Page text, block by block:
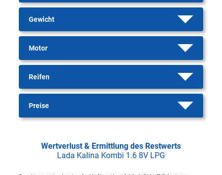
Gewicht
Motor
Reifen
Preise
Wertverlust & Ermittlung des Restwerts
Lada Kalina Kombi 1.6 8V LPG